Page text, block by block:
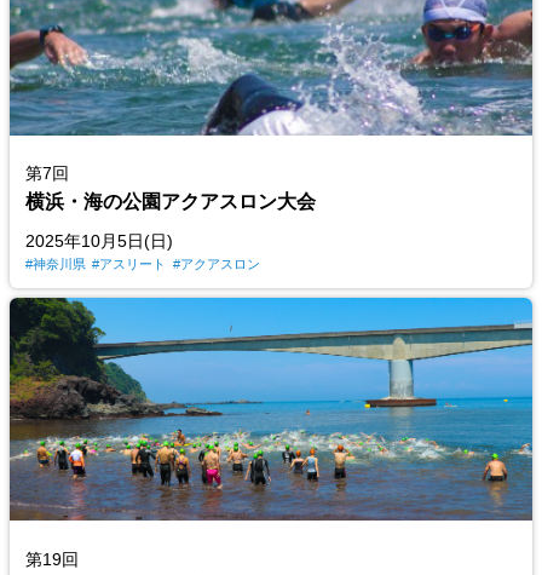
第7回
横浜・海の公園アクアスロン大会
2025年10月5日(日)
神奈川県 アスリート アクアスロン
第19回